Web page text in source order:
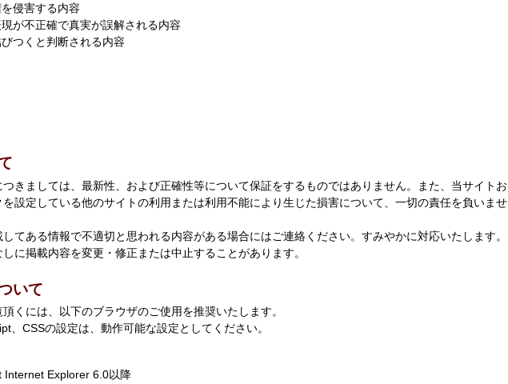
侵害する内容
が不正確で真実が誤解される内容
つくと判断される内容
きましては、最新性、および正確性等について保証をするものではありません。また、当サイトお
設定している他のサイトの利用または利用不能により生じた損害について、一切の責任を負いませ
てある情報で不適切と思われる内容がある場合にはご連絡ください。すみやかに対応いたします。
に掲載内容を変更・修正または中止することがあります。
いて
くには、以下のブラウザのご使用を推奨いたします。
、CSSの設定は、動作可能な設定としてください。
Internet Explorer 6.0以降